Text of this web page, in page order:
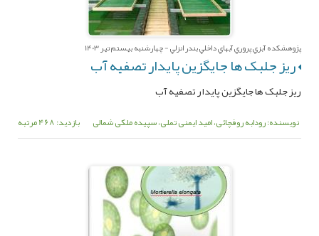
پژوهشکده آبزي پروري آبهاي داخلي بندر انزلي - چهارشنبه بیستم تیر 1403
ریز جلبک ها جایگزین پایدار تصفیه آب
ریز جلبک ها جایگزین پایدار تصفیه آب
نویسنده: رودابه روفچائی، امید ایمنی تملی، سپیده ملکی شمالی بازدید: 468 مرتبه